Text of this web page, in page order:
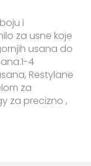
i
za usne koje
usana do
4
Restylane
za
za precizno ,